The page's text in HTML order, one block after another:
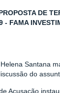
DE
- FAMA
Santana
do
Acusação